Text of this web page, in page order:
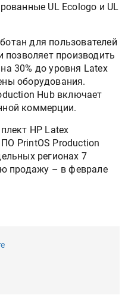
UL Ecologo и UL
для пользователей
позволяет производить
30% до уровня Latex
оборудования.
Hub включает
коммерции.
HP Latex
PrintOS Production
регионах 7
продажу – в феврале